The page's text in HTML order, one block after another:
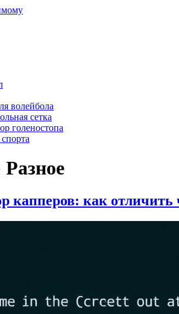
волейбола
сетка
голеностопа
Разное
капперов: как отличить